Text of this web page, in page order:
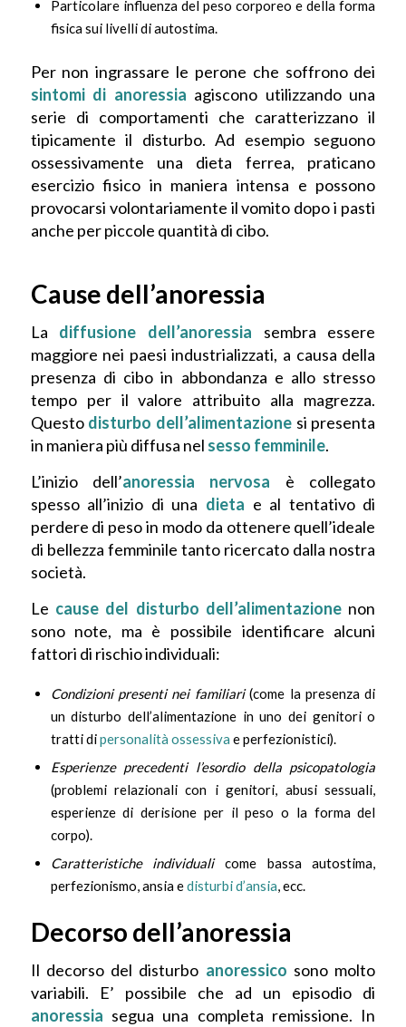
Particolare influenza del peso corporeo e della forma
fisica sui livelli di autostima.
Per non ingrassare le perone che soffrono dei
sintomi di anoressia agiscono utilizzando una
serie di comportamenti che caratterizzano il
tipicamente il disturbo. Ad esempio seguono
ossessivamente una dieta ferrea, praticano
esercizio fisico in maniera intensa e possono
provocarsi volontariamente il vomito dopo i pasti
anche per piccole quantità di cibo.
Cause dell’anoressia
La diffusione dell’anoressia sembra essere
maggiore nei paesi industrializzati, a causa della
presenza di cibo in abbondanza e allo stresso
tempo per il valore attribuito alla magrezza.
Questo disturbo dell’alimentazione si presenta
in maniera più diffusa nel sesso femminile.
L’inizio dell’anoressia nervosa è collegato
spesso all’inizio di una dieta e al tentativo di
perdere di peso in modo da ottenere quell’ideale
di bellezza femminile tanto ricercato dalla nostra
società.
Le cause del disturbo dell’alimentazione non
sono note, ma è possibile identificare alcuni
fattori di rischio individuali:
Condizioni presenti nei familiari(come la presenza di
un disturbo dell’alimentazione in uno dei genitori o
tratti dipersonalità ossessiva e perfezionistici).
Esperienze precedenti l’esordio della psicopatologia
(problemi relazionali con i genitori, abusi sessuali,
esperienze di derisione per il peso o la forma del
corpo).
Caratteristiche individualicome bassa autostima,
perfezionismo, ansia edisturbi d’ansia, ecc.
Decorso dell’anoressia
Il decorso del disturbo anoressico sono molto
variabili. E’ possibile che ad un episodio di
anoressia segua una completa remissione. In